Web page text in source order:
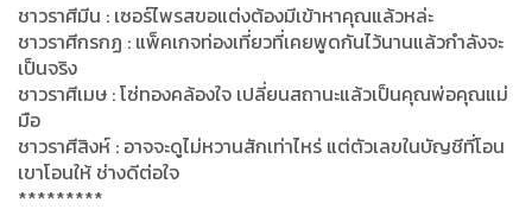
ชาวราศีมีน : เซอร์ไพรสขอแต่งต้องมีเข้าหาคุณแล้วหล่ะ
ชาวราศีกรกฏ : แพ็คเกจท่องเที่ยวที่เคยพูดกันไว้นานแล้วกำลังจะ
เป็นจริง
ชาวราศีเมษ : โซ่ทองคล้องใจ เปลี่ยนสถานะแล้วเป็นคุณพ่อคุณแม่
มือ
ชาวราศีสิงห์ : อาจจะดูไม่หวานสักเท่าไหร่ แต่ตัวเลขในบัญชีที่โอน
เขาโอนให้ ช่างดีต่อใจ
*********